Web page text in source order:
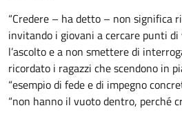
“Credere – ha detto – non significa
invitando i giovani a cercare punti
l’ascolto e a non smettere di
ricordato i ragazzi che scendono in
“esempio di fede e di impegno
“non hanno il vuoto dentro, perché